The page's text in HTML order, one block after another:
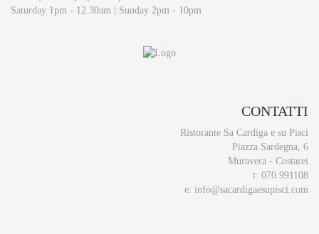
Saturday 1pm - 12.30am | Sunday 2pm - 10pm
CONTATTI
Ristorante Sa Cardiga e su Pisci
Piazza Sardegna, 6
Muravera - Costarei
t: 070 991108
e: info@sacardigaesupisci.com